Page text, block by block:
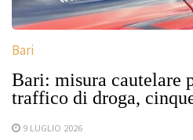
Bari
Bari: misura cautelare
traffico di droga,
9 LUGLIO 2026